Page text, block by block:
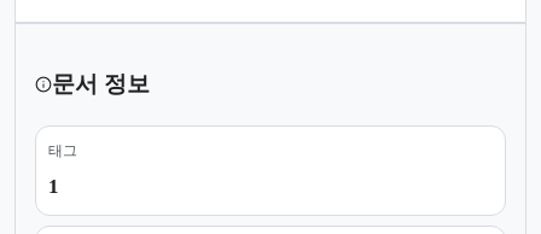
문서 정보
태그
1